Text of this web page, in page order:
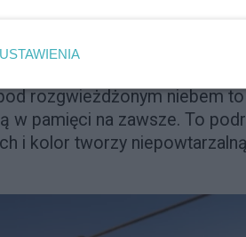
w ekologicznych domkach z
też delikatne. Safari po
rozgwieżdżonym niebem to
w pamięci na zawsze. To
i kolor tworzy niepowtarzalną
USTAWIENIA